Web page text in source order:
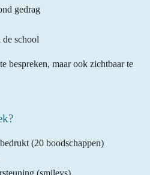
gedrag
school
bespreken, maar ook zichtbaar te
(20 boodschappen)
(smileys)